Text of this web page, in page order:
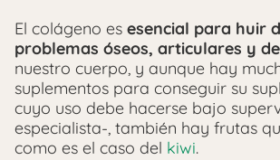
El colágeno es esencial para huir
problemas óseos, articulares y
nuestro cuerpo, y aunque hay
suplementos para conseguir su
cuyo uso debe hacerse bajo
especialista-, también hay frutas
como es el caso del kiwi.